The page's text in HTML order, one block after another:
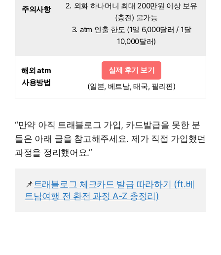
주의사항
외화 하나머니 최대 200만원 이상 보유
(충전) 불가능
atm 인출 한도 (1일 6,000달러 / 1달
10,000달러)
해외 atm
사용방법
실제 후기 보기
(일본, 베트남, 태국, 필리핀)
“만약 아직 트래블로그 가입, 카드발급을 못한 분
들은 아래 글을 참고해주세요. 제가 직접 가입했던
과정을 정리했어요.”
📌 트래블로그 체크카드 발급 따라하기 (ft.베
트남여행 전 환전 과정 A-Z 총정리)